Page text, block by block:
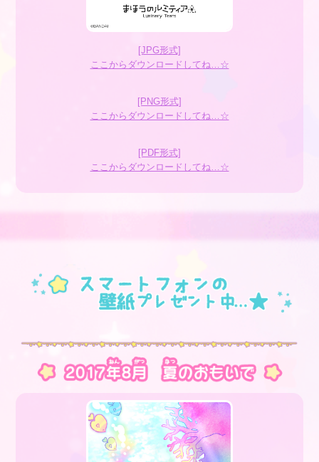
[JPG形式]
ここからダウンロードしてね…☆
[PNG形式]
ここからダウンロードしてね…☆
[PDF形式]
ここからダウンロードしてね…☆